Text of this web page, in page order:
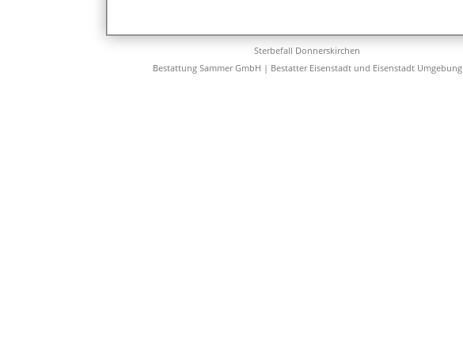
Sterbefall Donnerskirchen
Bestattung Sammer GmbH | Bestatter Eisenstadt und Eisenstadt Umgebung